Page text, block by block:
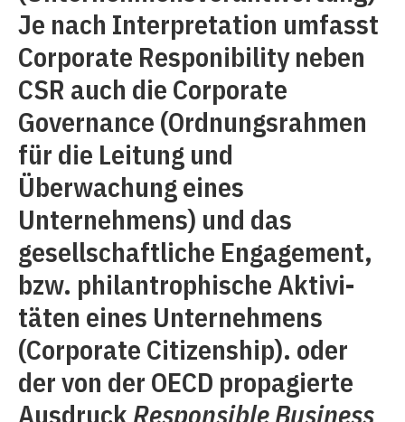
Je nach Interpretation umfasst
Corporate Responibility neben
CSR auch die Corporate
Governance (Ordnungsrahmen
für die Leitung und
Überwachung eines
Unternehmens) und das
gesellschaftliche Engagement,
bzw. philantrophische Aktivi­
täten eines Unternehmens
(Corporate Citizenship). oder
der von der OECD propagierte
AusdruckResponsible Business